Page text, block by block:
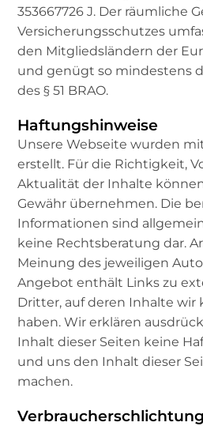
353667726 J. Der räumliche
Versicherungsschutzes
den Mitgliedsländern der
und genügt so mindestens
des § 51 BRAO.
Haftungshinweise
Unsere Webseite wurden
erstellt. Für die Richtigkeit,
Aktualität der Inhalte
Gewähr übernehmen. Die
Informationen sind
keine Rechtsberatung dar.
Meinung des jeweiligen
Angebot enthält Links zu
Dritter, auf deren Inhalte wir
haben. Wir erklären
Inhalt dieser Seiten keine
und uns den Inhalt dieser
machen.
Verbraucherschlichtung